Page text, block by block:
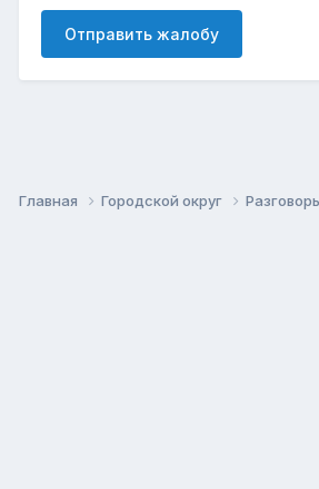
Отправить жалобу
Главная Городской округ